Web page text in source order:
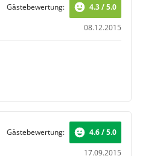
08.12.2015
Gästebewertung: 4.3 / 5.0
17.09.2015
Gästebewertung: 4.6 / 5.0